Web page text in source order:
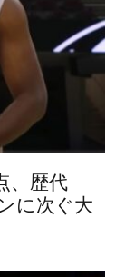
、歴代
に次ぐ大